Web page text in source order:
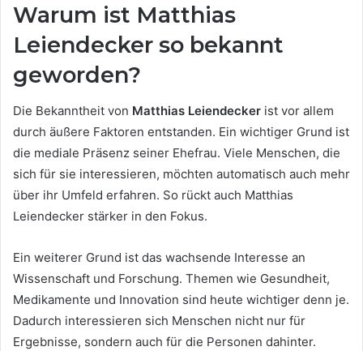
Warum ist Matthias
Leiendecker so bekannt
geworden?
Die Bekanntheit von Matthias Leiendecker ist vor allem
durch äußere Faktoren entstanden. Ein wichtiger Grund ist
die mediale Präsenz seiner Ehefrau. Viele Menschen, die
sich für sie interessieren, möchten automatisch auch mehr
über ihr Umfeld erfahren. So rückt auch Matthias
Leiendecker stärker in den Fokus.
Ein weiterer Grund ist das wachsende Interesse an
Wissenschaft und Forschung. Themen wie Gesundheit,
Medikamente und Innovation sind heute wichtiger denn je.
Dadurch interessieren sich Menschen nicht nur für
Ergebnisse, sondern auch für die Personen dahinter.